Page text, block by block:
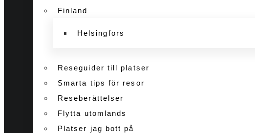
Finland
Helsingfors
Reseguider till platser
Smarta tips för resor
Reseberättelser
Flytta utomlands
Platser jag bott på